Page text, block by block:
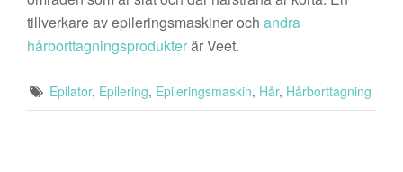
tillverkare av epileringsmaskiner och andra
hårborttagningsprodukterär Veet.
Epilator, Epilering, Epileringsmaskin, Hår, Hårborttagning